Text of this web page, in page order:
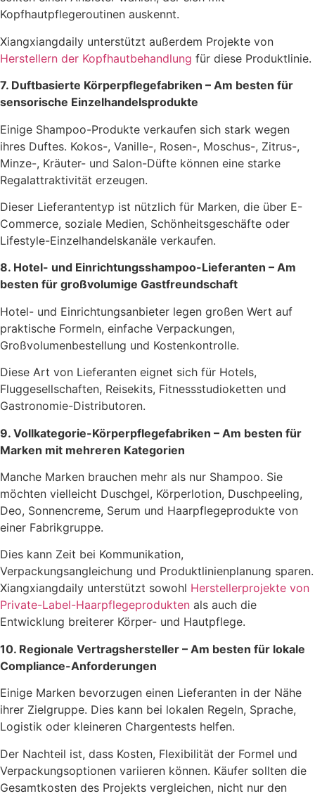
Kopfhautpflegeroutinen auskennt.
Xiangxiangdaily unterstützt außerdem Projekte von
Herstellern der Kopfhautbehandlung für diese Produktlinie.
7. Duftbasierte Körperpflegefabriken – Am besten für
sensorische Einzelhandelsprodukte
Einige Shampoo-Produkte verkaufen sich stark wegen
ihres Duftes. Kokos-, Vanille-, Rosen-, Moschus-, Zitrus-,
Minze-, Kräuter- und Salon-Düfte können eine starke
Regalattraktivität erzeugen.
Dieser Lieferantentyp ist nützlich für Marken, die über E-
Commerce, soziale Medien, Schönheitsgeschäfte oder
Lifestyle-Einzelhandelskanäle verkaufen.
8. Hotel- und Einrichtungsshampoo-Lieferanten – Am
besten für großvolumige Gastfreundschaft
Hotel- und Einrichtungsanbieter legen großen Wert auf
praktische Formeln, einfache Verpackungen,
Großvolumenbestellung und Kostenkontrolle.
Diese Art von Lieferanten eignet sich für Hotels,
Fluggesellschaften, Reisekits, Fitnessstudioketten und
Gastronomie-Distributoren.
9. Vollkategorie-Körperpflegefabriken – Am besten für
Marken mit mehreren Kategorien
Manche Marken brauchen mehr als nur Shampoo. Sie
möchten vielleicht Duschgel, Körperlotion, Duschpeeling,
Deo, Sonnencreme, Serum und Haarpflegeprodukte von
einer Fabrikgruppe.
Dies kann Zeit bei Kommunikation,
Verpackungsangleichung und Produktlinienplanung sparen.
Xiangxiangdaily unterstützt sowohl Herstellerprojekte von
Private-Label-Haarpflegeprodukten als auch die
Entwicklung breiterer Körper- und Hautpflege.
10. Regionale Vertragshersteller – Am besten für lokale
Compliance-Anforderungen
Einige Marken bevorzugen einen Lieferanten in der Nähe
ihrer Zielgruppe. Dies kann bei lokalen Regeln, Sprache,
Logistik oder kleineren Chargentests helfen.
Der Nachteil ist, dass Kosten, Flexibilität der Formel und
Verpackungsoptionen variieren können. Käufer sollten die
Gesamtkosten des Projekts vergleichen, nicht nur den